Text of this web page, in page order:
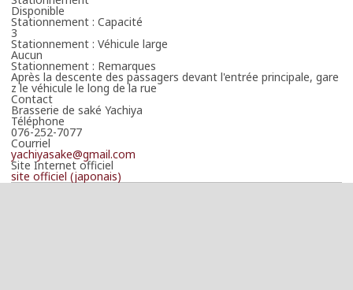
Disponible
Stationnement : Capacité
3
Stationnement : Véhicule large
Aucun
Stationnement : Remarques
Après la descente des passagers devant l'entrée principale, gare
z le véhicule le long de la rue
Contact
Brasserie de saké Yachiya
Téléphone
076-252-7077
Courriel
yachiyasake@gmail.com
Site Internet officiel
site officiel (japonais)